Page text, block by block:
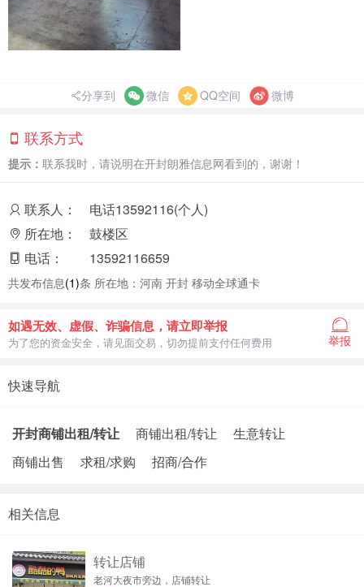
分享到 微信 QQ空间 微博
联系方式
提示： 联系我时，请说明在开封朗雅信息网看到的，谢谢！
联系人：
电话13592116(个人)
所在地：
鼓楼区
电话：
13592116659
共发布信息(1)条 所在地：河南 开封 移动全球通卡
如遇无效、虚假、诈骗信息，请立即举报
为了您的资金安全，请见面交易，切勿提前支付任何费用 举报
快速导航
开封商铺出租/转让 商铺出租/转让
生意转让
商铺出售
求租/求购 招商/合作
相关信息
转让店铺
老河大夜市旁边，店铺转让